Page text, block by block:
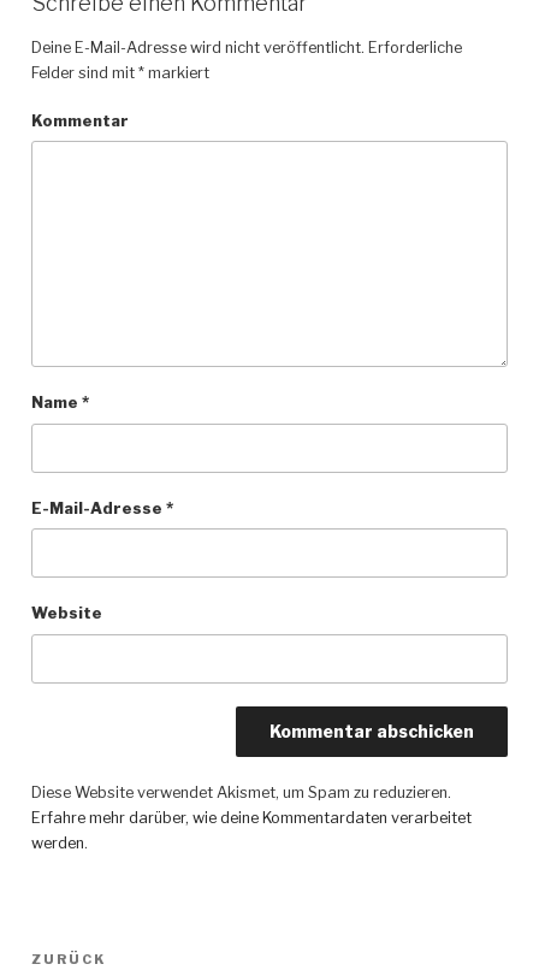
Deine E-Mail-Adresse wird nicht veröffentlicht. Erforderliche
Felder sind mit *markiert
Kommentar
Name *
E-Mail-Adresse *
Website
Diese Website verwendet Akismet, um Spam zu reduzieren.
Erfahre mehr darüber, wie deine Kommentardaten verarbeitet
werden.
Beitragsnavigation
Vorheriger
ZURÜCK